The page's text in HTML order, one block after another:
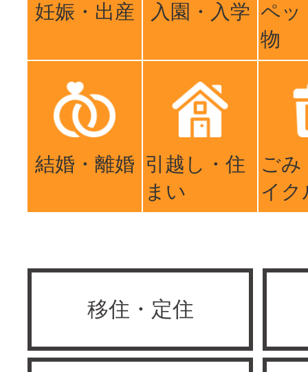
妊娠・出産 入園・入学 ペッ
物
結婚・離婚 引越し・住
まい
ごみ
イク
移住・定住